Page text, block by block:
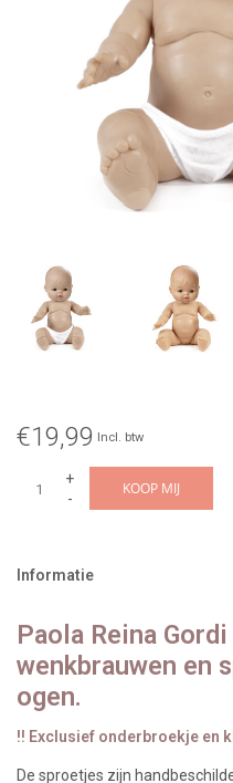
€19,99 Incl. btw
+
-
KOOP MIJ
Informatie
Paola Reina
wenkbrauwen en
ogen.
!! Exclusief onderbroekje en
De sproetjes zijn